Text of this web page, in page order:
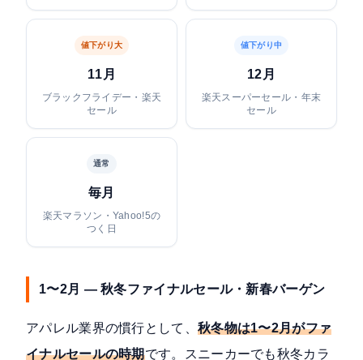
値下がり大
11月
ブラックフライデー・楽天
セール
値下がり中
12月
楽天スーパーセール・年末
セール
通常
毎月
楽天マラソン・Yahoo!5の
つく日
1〜2月 — 秋冬ファイナルセール・新春バーゲン
アパレル業界の慣行として、 秋冬物は1〜2月がファ
イナルセールの時期です。スニーカーでも秋冬カラ